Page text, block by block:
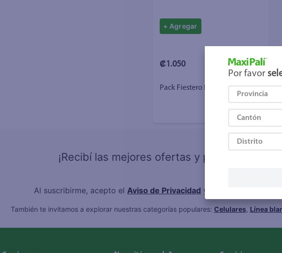
+ Agregar
₡1.050
Pack Fiestero Polipak Tenedor
¡Recibí las mejores ofertas y promociones!
Al suscribirme, acepto el Aviso de Privacidad y los
También te invitamos a explorar nuestras categorías populares: Celulares, Línea
Por favor
Provincia
Cantón
Distrito